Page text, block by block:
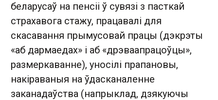
беларусаў на пенсіі ў сувязі з пасткай
страхавога стажу, працавалі для
скасавання прымусовай працы (дэкрэты
«аб дармаедах» і аб «дрэваапрацоўцы»,
размеркаванне), уносілі прапановы,
накіраваныя на ўдасканаленне
заканадаўства (напрыклад, дзякуючы